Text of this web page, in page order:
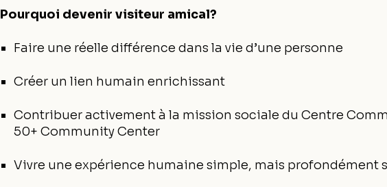
Pourquoi devenir visiteur amical?
Faire une réelle différence dans la vie d’une personne
Créer un lien humain enrichissant
Contribuer activement à la mission sociale du Centre
50+ Community Center
Vivre une expérience humaine simple, mais profondément